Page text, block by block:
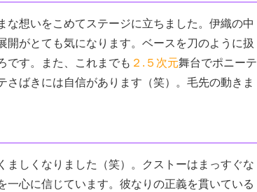
想いをこめてステージに立ちました。伊織の中
がとても気になります。ベースを刀のように扱
です。また、これまでも ２.５次元舞台でポニーテ
ばきには自信があります（笑）。毛先の動きま
しくなりました（笑）。クストーはまっすぐな
心に信じています。彼なりの正義を貫いている